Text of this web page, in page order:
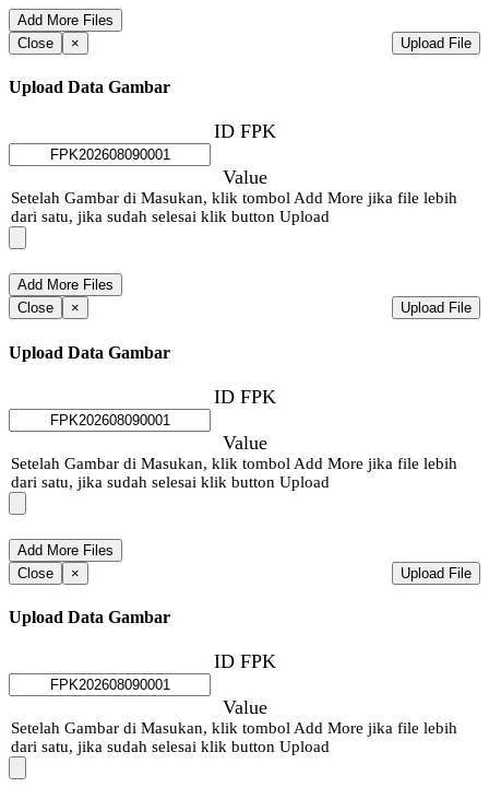
Upload File
Close ×
Upload Data Gambar
ID FPK
Value
Setelah Gambar di Masukan, klik tombol Add More jika file lebih
dari satu, jika sudah selesai klik button Upload
Upload File
Close ×
Upload Data Gambar
ID FPK
Value
Setelah Gambar di Masukan, klik tombol Add More jika file lebih
dari satu, jika sudah selesai klik button Upload
Upload File
Close ×
Upload Data Gambar
ID FPK
Value
Setelah Gambar di Masukan, klik tombol Add More jika file lebih
dari satu, jika sudah selesai klik button Upload